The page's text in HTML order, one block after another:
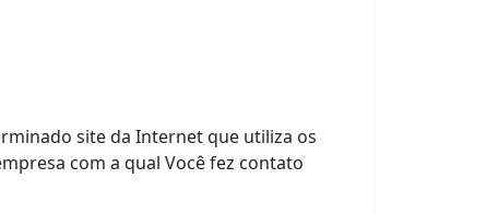
site da Internet que utiliza os
com a qual Você fez contato